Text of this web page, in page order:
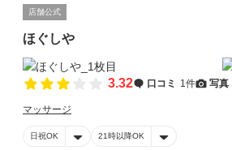
店舗公式
ほぐしや
3.32 口コミ 1件 写真
マッサージ
日祝OK 21時以降OK